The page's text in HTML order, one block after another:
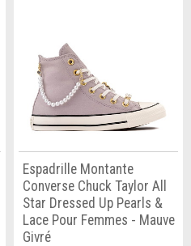
Espadrille Montante
Converse Chuck Taylor All
Star Dressed Up Pearls &
Lace Pour Femmes - Mauve
Givré